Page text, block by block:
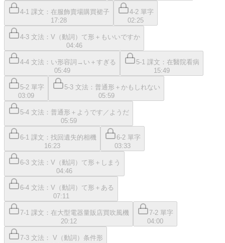
4-1 課文：在服飾賣場購買裙子
17:28
4-2 單字
02:25
4-3 文法：V（動詞）て形＋もいいですか
04:46
4-4 文法：い形容詞→い＋すぎる
05:49
5-1 課文：在醫院看病
15:49
5-2 單字
03:09
5-3 文法：普通形＋かもしれない
05:59
5-4 文法：普通形＋ようです／ようだ
05:59
6-1 課文：找回遺失的相機
16:23
6-2 單字
03:33
6-3 文法：V（動詞）て形＋しまう
04:46
6-4 文法：V（動詞）て形＋ある
07:11
7-1 課文：在大型電器量販店買吹風機
20:12
7-2 單字
04:00
7-3 文法： V（動詞）条件形